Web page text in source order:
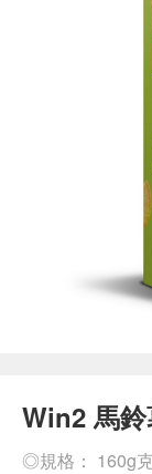
Win2 馬
◎規格： 160g